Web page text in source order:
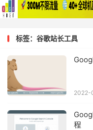
标签：谷歌站长工具
2022-
程